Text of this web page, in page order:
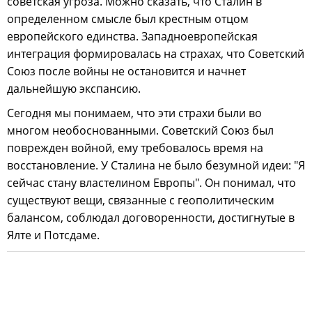
определенном смысле был крестным отцом
европейского единства. Западноевропейская
интеграция формировалась на страхах, что Советский
Союз после войны не остановится и начнет
дальнейшую экспансию.
Сегодня мы понимаем, что эти страхи были во
многом необоснованными. Советский Союз был
поврежден войной, ему требовалось время на
восстановление. У Сталина не было безумной идеи: "Я
сейчас стану властелином Европы". Он понимал, что
существуют вещи, связанные с геополитическим
балансом, соблюдал договоренности, достигнутые в
Ялте и Потсдаме.